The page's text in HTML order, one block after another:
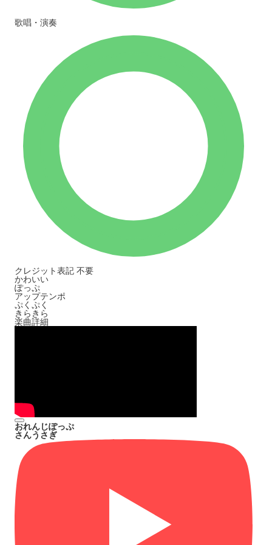
歌唱・演奏
クレジット表記 不要
かわいい
ぽっぷ
アップテンポ
ぷくぷく
きらきら
楽曲詳細
おれんじぽっぷ
さんうさぎ